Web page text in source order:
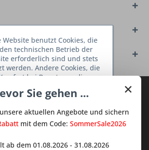
ebenfalls angesehen
Sie den kostenlosen Deine
Newsletter und verpassen
Neuigkeit oder Aktion mehr aus
Küchen - Shop.
×
Sie gehen ...
aktuellen Angebote und sichern
mit dem Code: SommerSale2026
ab dem 01.08.2026 - 31.08.2026
Website benutzt Cookies, die
technischen Betrieb der
erforderlich sind und stets
werden. Andere Cookies, die
bei Benutzung dieser
oder die Interaktion mit
vereinfachen sollen,
nur mit Ihrer Zustimmung